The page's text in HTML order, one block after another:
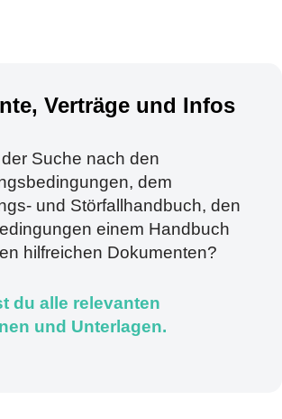
Verträge und Infos​
Suche nach den
dem
und Störfallhandbuch, den
einem Handbuch
hilfreichen Dokumenten?
du alle relevanten
und Unterlagen.